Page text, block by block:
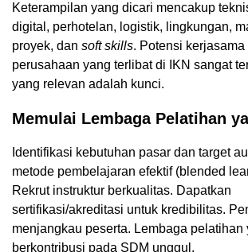
Keterampilan yang dicari mencakup
digital, perhotelan, logistik, lingkungan,
proyek, dan soft skills. Potensi kerjasama
perusahaan yang terlibat di IKN sangat
yang relevan adalah kunci.
Memulai Lembaga Pelatihan
Identifikasi kebutuhan pasar dan target
metode pembelajaran efektif (blended
Rekrut instruktur berkualitas. Dapatkan
sertifikasi/akreditasi untuk kredibilitas.
menjangkau peserta. Lembaga pelatihan
berkontribusi pada SDM unggul.